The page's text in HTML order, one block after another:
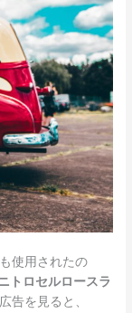
使用されたの
トロセルロースラ
告を見ると、